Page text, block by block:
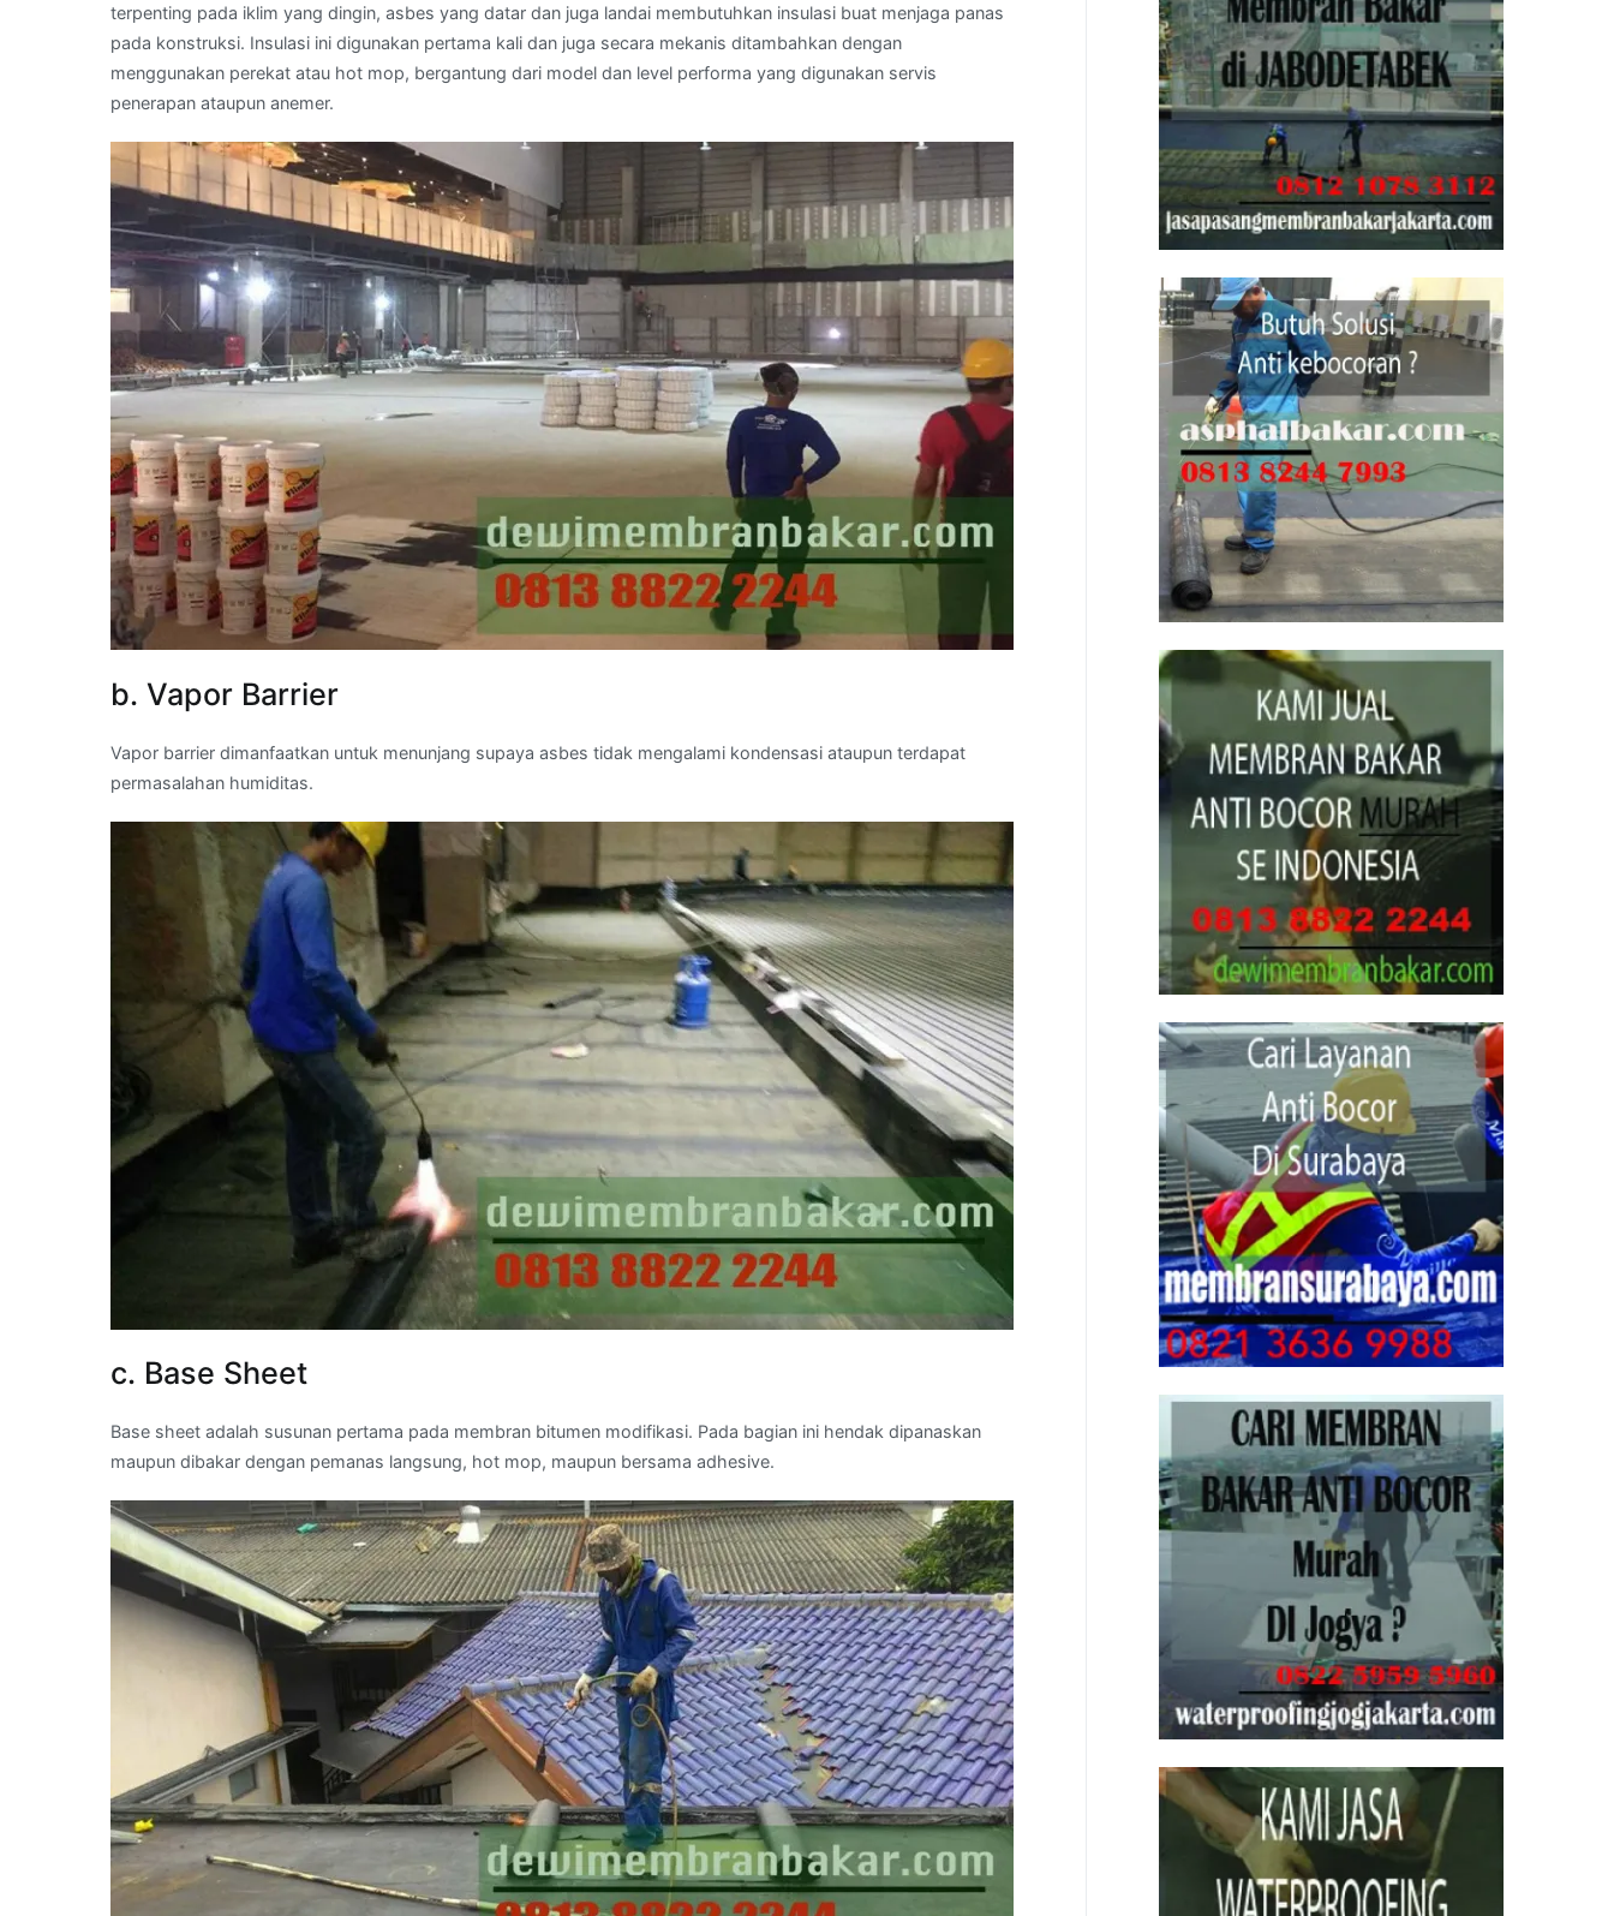
terpenting pada iklim yang dingin, asbes yang datar dan juga landai membutuhkan insulasi buat menjaga panas
pada konstruksi. Insulasi ini digunakan pertama kali dan juga secara mekanis ditambahkan dengan
menggunakan perekat atau hot mop, bergantung dari model dan level performa yang digunakan servis
penerapan ataupun anemer.
b. Vapor Barrier
Vapor barrier dimanfaatkan untuk menunjang supaya asbes tidak mengalami kondensasi ataupun terdapat
permasalahan humiditas.
c. Base Sheet
Base sheet adalah susunan pertama pada membran bitumen modifikasi. Pada bagian ini hendak dipanaskan
maupun dibakar dengan pemanas langsung, hot mop, maupun bersama adhesive.